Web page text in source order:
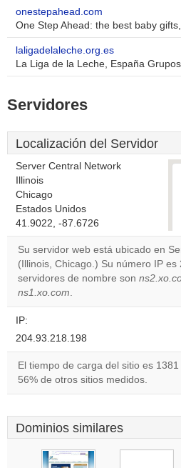
onestepahead.com
One Step Ahead: the best baby
laligadelaleche.org.es
La Liga de la Leche, España
Servidores
Localización del Servidor
Server Central Network
Illinois
Chicago
Estados Unidos
41.9022, -87.6726
Su servidor web está ubicado en
(Illinois, Chicago.) Su número IP es
servidores de nombre son
ns1.xo.com.
IP:
204.93.218.198
El tiempo de carga del sitio es
56% de otros sitios medidos.
Dominios similares